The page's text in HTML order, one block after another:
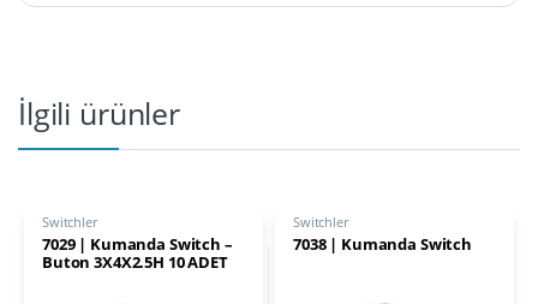
İlgili ürünler
Switchler
7029 | Kumanda Switch –
Buton 3X4X2.5H 10 ADET
Switchler
7038 | Kumanda Switch